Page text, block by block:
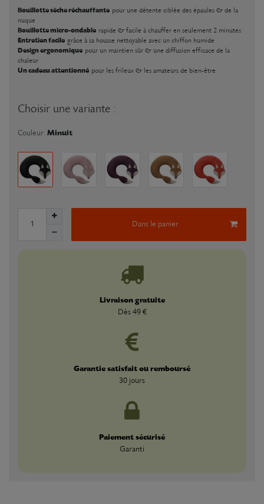
Bouillotte sèche réchauffante pour une détente ciblée des épaules & de la
nuque
Bouillotte micro-ondable rapide & facile à chauffer en seulement 2 minutes
Entretien facile grâce à sa housse nettoyable avec un chiffon humide
Design ergonomique pour un maintien sûr & une diffusion efficace de la
chaleur
Un cadeau attentionné pour les frileux & les amateurs de bien-être
Choisir une variante :
Couleur: Minuit
Dans le panier
Livraison gratuite
Dès 49 €
Garantie satisfait ou remboursé
30 jours
Paiement sécurisé
Garanti